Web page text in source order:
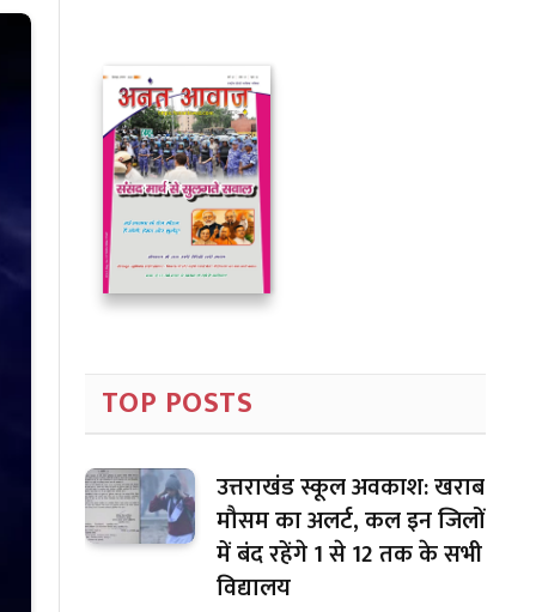
TOP POSTS
उत्तराखंड स्कूल अवकाश: खराब
मौसम का अलर्ट, कल इन जिलों
में बंद रहेंगे 1 से 12 तक के सभी
विद्यालय